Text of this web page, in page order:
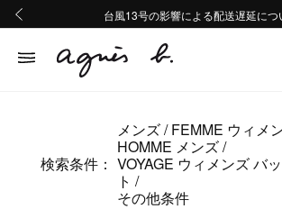
熊本地域地震の影響による配送遅延に
Summer Sale 2buy10%OFF!!
台風13号の影響による配送遅延につ
熊本地域地震の影響による配送遅延に
Summer Sale 2buy10%OFF!!
検索条件：
メンズ FEMME ウィメ
HOMME メンズ
VOYAGE ウィメンズ バ
ト
その他条件